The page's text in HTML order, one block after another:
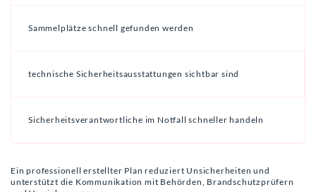
Sammelplätze schnell gefunden werden
technische Sicherheitsausstattungen sichtbar sind
Sicherheitsverantwortliche im Notfall schneller handeln
Ein professionell erstellter Plan reduziert Unsicherheiten und
unterstützt die Kommunikation mit Behörden, Brandschutzprüfern